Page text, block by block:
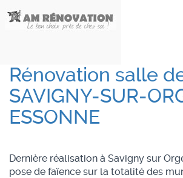
Rénovation salle
SAVIGNY-SUR-
ESSONNE
Dernière réalisation à Savigny sur
pose de faïence sur la totalité des